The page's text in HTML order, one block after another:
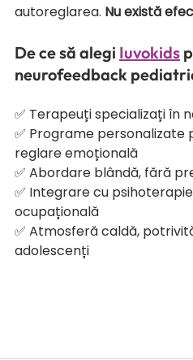
autoreglarea. Nu există
De ce să alegi Iuvokids
neurofeedback
✅ Terapeuți specializați în
✅ Programe personalizate
reglare emoțională
✅ Abordare blândă, fără
✅ Integrare cu
ocupațională
✅ Atmosferă caldă,
adolescenți